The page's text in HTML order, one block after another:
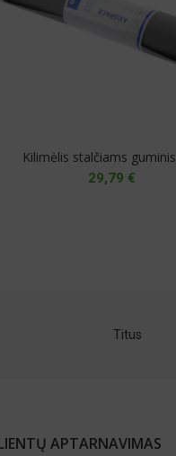
Kilimėlis stalčiams
29,79 €
Melaco
APTARNAVIMAS